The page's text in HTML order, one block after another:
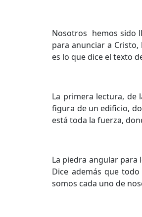
Nosotros hemos sido
para anunciar a Cristo,
es lo que dice el texto
La primera lectura, de
figura de un edificio,
está toda la fuerza,
La piedra angular para
Dice además que
somos cada uno de